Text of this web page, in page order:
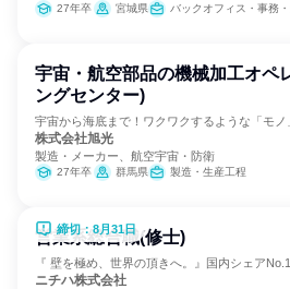
27年卒 宮城県 バックオフィス・事務
宇宙・航空部品の機械加工オペ
ングセンター)
宇宙から海底まで！ワクワクするような「モノ
株式会社旭光
製造・メーカー、航空宇宙・防衛
27年卒 群馬県 製造・生産工程
締切：8月31日
営業系総合職(修士)
『 壁を極め、世界の頂きへ。』国内シェア
ニチハ株式会社